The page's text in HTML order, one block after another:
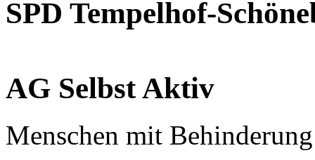
SPD Tempelhof-
AG Selbst Aktiv
Menschen mit